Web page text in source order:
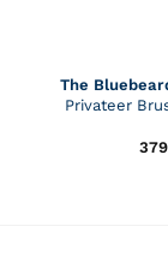
The
Privateer
379